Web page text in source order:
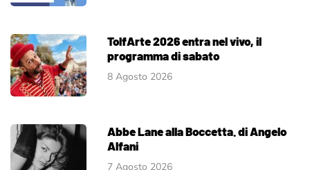
TolfArte 2026 entra nel vivo, il
programma di sabato
8 Agosto 2026
Abbe Lane alla Boccetta. di Angelo
Alfani
7 Agosto 2026